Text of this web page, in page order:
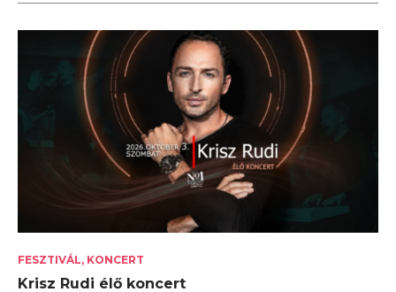
FESZTIVÁL, KONCERT
Krisz Rudi élő koncert